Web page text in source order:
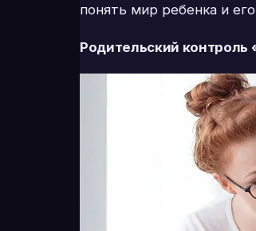
понять мир ребенка и
Родительский контроль